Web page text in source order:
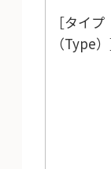
タイプ
（Type）